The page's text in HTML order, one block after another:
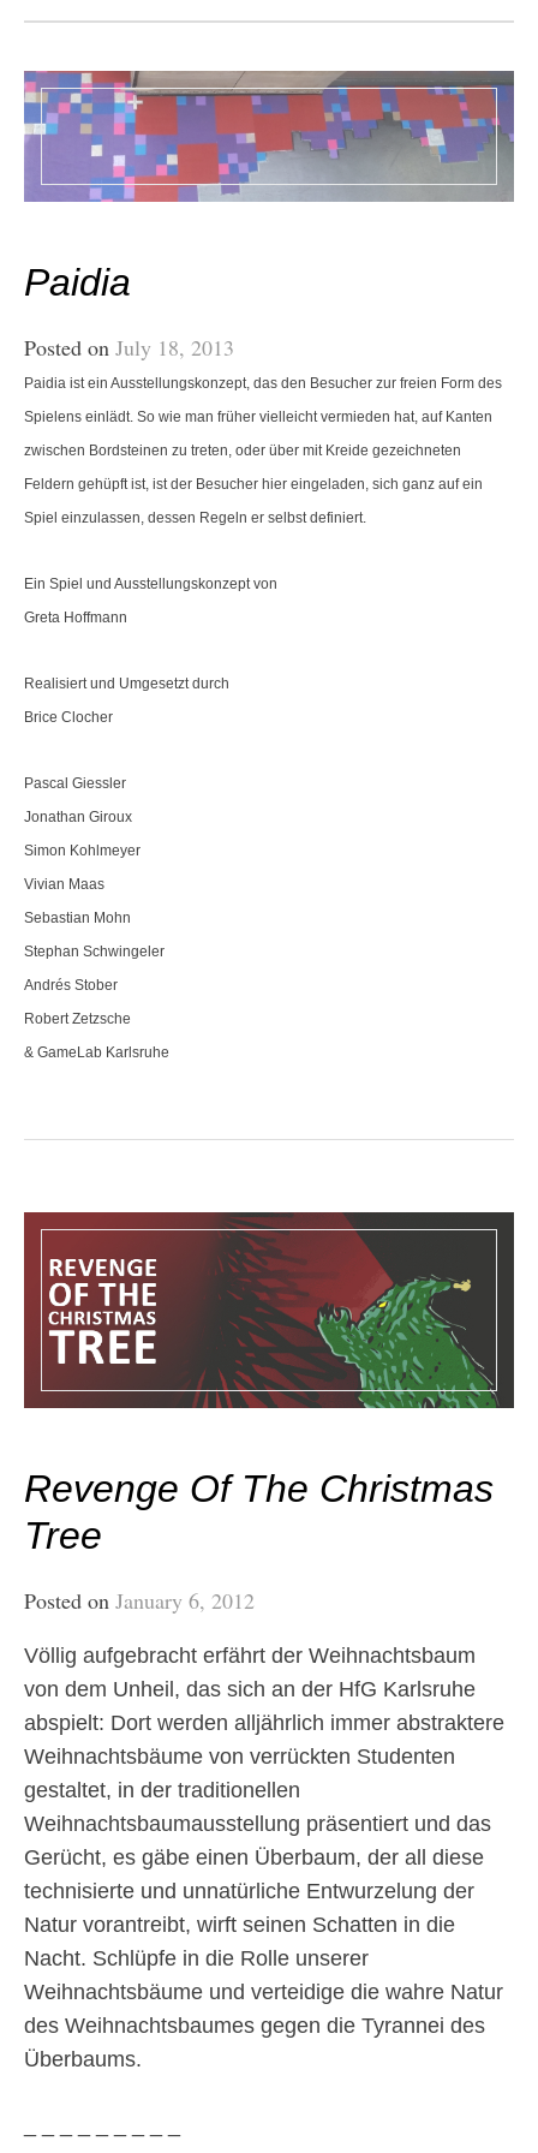
Paidia
Posted on July 18, 2013
Paidia ist ein Ausstellungskonzept, das den Besucher zur freien Form des
Spielens einlädt. So wie man früher vielleicht vermieden hat, auf Kanten
zwischen Bordsteinen zu treten, oder über mit Kreide gezeichneten
Feldern gehüpft ist, ist der Besucher hier eingeladen, sich ganz auf ein
Spiel einzulassen, dessen Regeln er selbst definiert.
Ein Spiel und Ausstellungskonzept von
Greta Hoffmann
Realisiert und Umgesetzt durch
Brice Clocher
Pascal Giessler
Jonathan Giroux
Simon Kohlmeyer
Vivian Maas
Sebastian Mohn
Stephan Schwingeler
Andrés Stober
Robert Zetzsche
& GameLab Karlsruhe
Revenge Of The Christmas
Tree
Posted on January 6, 2012
Völlig aufgebracht erfährt der Weihnachtsbaum
von dem Unheil, das sich an der HfG Karlsruhe
abspielt: Dort werden alljährlich immer abstraktere
Weihnachtsbäume von verrückten Studenten
gestaltet, in der traditionellen
Weihnachtsbaumausstellung präsentiert und das
Gerücht, es gäbe einen Überbaum, der all diese
technisierte und unnatürliche Entwurzelung der
Natur vorantreibt, wirft seinen Schatten in die
Nacht. Schlüpfe in die Rolle unserer
Weihnachtsbäume und verteidige die wahre Natur
des Weihnachtsbaumes gegen die Tyrannei des
Überbaums.